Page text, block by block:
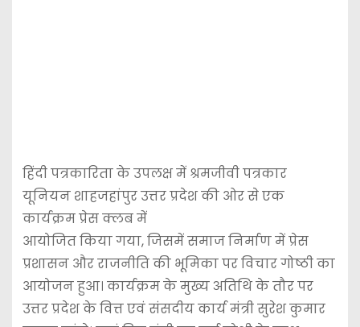
हिंदी पत्रकारिता के उपलक्ष में श्रमजीवी पत्रकार
यूनियन शाहजहांपुर उत्तर प्रदेश की ओर से एक
कार्यक्रम प्रेस क्लब में
आयोजित किया गया, जिसमें समाज निर्माण में प्रेस
प्रशासन और राजनीति की भूमिका पर विचार गोष्ठी का
आयोजन हुआ। कार्यक्रम के मुख्य अतिथि के तौर पर
उत्तर प्रदेश के वित्त एवं संसदीय कार्य मंत्री सुरेश कुमार